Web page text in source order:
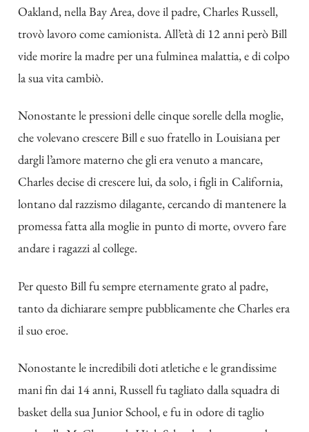
Oakland, nella Bay Area, dove il padre, Charles Russell,
trovò lavoro come camionista. All’età di 12 anni però Bill
vide morire la madre per una fulminea malattia, e di colpo
la sua vita cambiò.
Nonostante le pressioni delle cinque sorelle della moglie,
che volevano crescere Bill e suo fratello in Louisiana per
dargli l’amore materno che gli era venuto a mancare,
Charles decise di crescere lui, da solo, i figli in California,
lontano dal razzismo dilagante, cercando di mantenere la
promessa fatta alla moglie in punto di morte, ovvero fare
andare i ragazzi al college.
Per questo Bill fu sempre eternamente grato al padre,
tanto da dichiarare sempre pubblicamente che Charles era
il suo eroe.
Nonostante le incredibili doti atletiche e le grandissime
mani fin dai 14 anni, Russell fu tagliato dalla squadra di
basket della sua Junior School, e fu in odore di taglio